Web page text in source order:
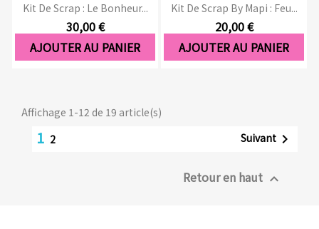
Kit De Scrap : Le Bonheur...
30,00 €
AJOUTER AU PANIER
Kit De Scrap By Mapi : Feu...
20,00 €
AJOUTER AU PANIER
Affichage 1-12 de 19 article(s)
1 2 Suivant 
Retour en haut 